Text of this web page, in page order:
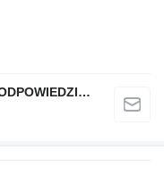
QINDITO SPÓŁKA Z OGRANICZONĄ ODPOWIEDZIALNOŚCIĄ